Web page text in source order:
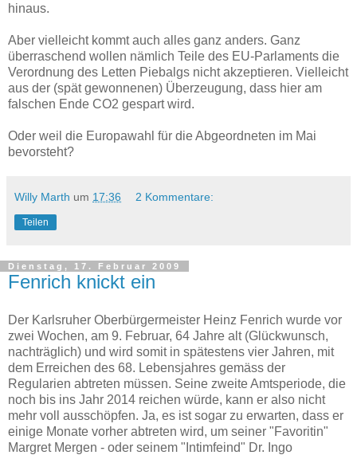
hinaus.
Aber vielleicht kommt auch alles ganz anders. Ganz
überraschend wollen nämlich Teile des EU-Parlaments die
Verordnung des Letten Piebalgs nicht akzeptieren. Vielleicht
aus der (spät gewonnenen) Überzeugung, dass hier am
falschen Ende CO2 gespart wird.
Oder weil die Europawahl für die Abgeordneten im Mai
bevorsteht?
Willy Marth um 17:36 2 Kommentare:
Teilen
Dienstag, 17. Februar 2009
Fenrich knickt ein
Der Karlsruher Oberbürgermeister Heinz Fenrich wurde vor
zwei Wochen, am 9. Februar, 64 Jahre alt (Glückwunsch,
nachträglich) und wird somit in spätestens vier Jahren, mit
dem Erreichen des 68. Lebensjahres gemäss der
Regularien abtreten müssen. Seine zweite Amtsperiode, die
noch bis ins Jahr 2014 reichen würde, kann er also nicht
mehr voll ausschöpfen. Ja, es ist sogar zu erwarten, dass er
einige Monate vorher abtreten wird, um seiner "Favoritin"
Margret Mergen - oder seinem "Intimfeind" Dr. Ingo